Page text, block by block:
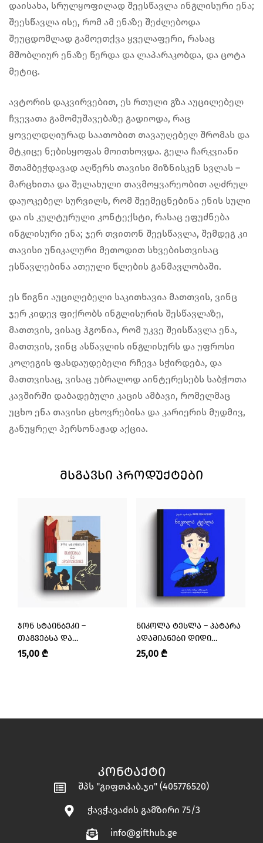
დაისახა, სრულყოფილად შეესწავლა ინგლისური ენა;
შეესწავლა ისე, რომ ამ ენაზე შეძლებოდა
შეუცდომლად გამოეთქვა ყველაფერი, რასაც
მშობლიურ ენაზე წერდა და ლაპარაკობდა, და ცოტა
მეტიც.
ავტორის დაკვირვებით, ეს რთული გზა აუცილებელ
ჩვევათა გამომუშავებაზე გადიოდა, რაც
ყოველდღიურად საათობით თავაუღებელ შრომას და
მტკიცე ნებისყოფას მოითხოვდა. გელა ჩარკვიანი
შთამბეჭდავად აღწერს თავისი მიზნისკენ სვლას –
მარცხითა და შელახული თავმოყვარეობით აღძრულ
დაუოკებელ სურვილს, რომ შეემეცნებინა ენის სული
და ის კულტურული კონტექსტი, რასაც ეფუძნება
ინგლისური ენა; ჯერ თვითონ შეესწავლა, შემდეგ კი
თავისი უნიკალური მეთოდით სხვებისთვისაც
ესწავლებინა ათეული წლების განმავლობაში.
ეს წიგნი აუცილებელი საკითხავია მათთვის, ვინც
ჯერ კიდევ ფიქრობს ინგლისურის შესწავლაზე,
მათთვის, ვისაც ჰგონია, რომ უკვე შეისწავლა ენა,
მათთვის, ვინც ასწავლის ინგლისურს და უფროსი
კოლეგის ფასდაუდებელი რჩევა სჭირდება, და
მათთვისაც, ვისაც უბრალოდ აინტერესებს საბჭოთა
კავშირში დაბადებული კაცის ამბავი, რომელმაც
უცხო ენა თავისი ცხოვრებისა და კარიერის მუდმივ,
განუყრელ პერსონაჟად აქცია.
ᲛᲡᲒᲐᲕᲡᲘ ᲞᲠᲝᲓᲣᲥᲢᲔᲑᲘ
ᲯᲝᲜ ᲡᲢᲐᲘᲜᲑᲔᲙᲘ –
ᲗᲐᲒᲕᲔᲑᲡᲐ ᲓᲐ
ᲐᲓᲐᲛᲘᲐᲜᲔᲑᲖᲔ
15,00 ₾
ᲜᲘᲙᲝᲚᲐ ᲢᲔᲡᲚᲐ – ᲞᲐᲢᲐᲠᲐ
ᲐᲓᲐᲛᲘᲐᲜᲔᲑᲘ ᲓᲘᲓᲘ
ᲝᲪᲜᲔᲑᲔᲑᲘᲗ
25,00 ₾
ᲙᲝᲜᲢᲐᲥᲢᲘ
შპს "გიფთჰაბ.ჯი" (405776520)
ჭავჭავაძის გამზირი 75/3
info@gifthub.ge